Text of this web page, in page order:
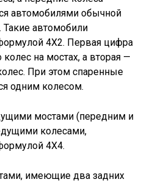
автомобилями обычной
автомобили
4X2. Первая цифра
на мостах, а вторая —
При этом спаренные
одним колесом.
мостами (передним и
колесами,
4X4.
имеющие два задних